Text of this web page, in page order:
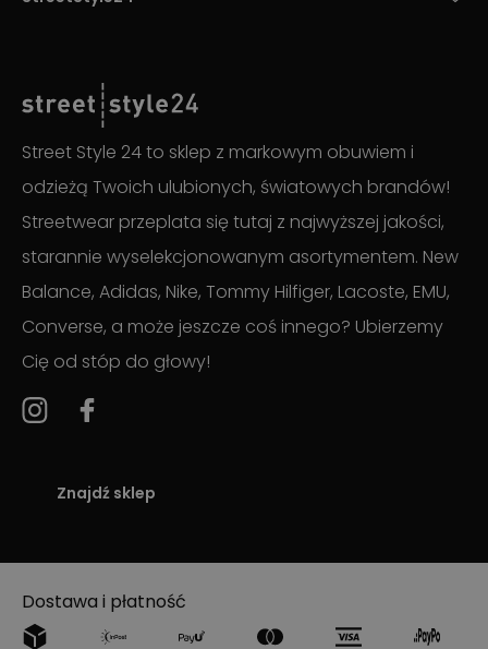
Street Style 24 to sklep z markowym obuwiem i
odzieżą Twoich ulubionych, światowych brandów!
Streetwear przeplata się tutaj z najwyższej jakości,
starannie wyselekcjonowanym asortymentem. New
Balance, Adidas, Nike, Tommy Hilfiger, Lacoste, EMU,
Converse, a może jeszcze coś innego? Ubierzemy
Cię od stóp do głowy!
Znajdź sklep
Dostawa i płatność